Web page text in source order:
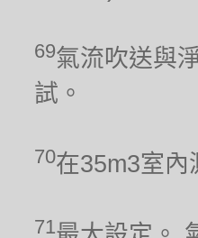
69氣流吹送與
試。
70在35m3室內
71